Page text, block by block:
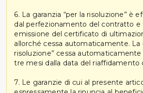
6. La garanzia “per la risoluzione” è
dal perfezionamento del contratto e
emissione del certificato di
allorché cessa automaticamente. La
risoluzione” cessa automaticamente
tre mesi dalla data del riaffidamento
7. Le garanzie di cui al presente